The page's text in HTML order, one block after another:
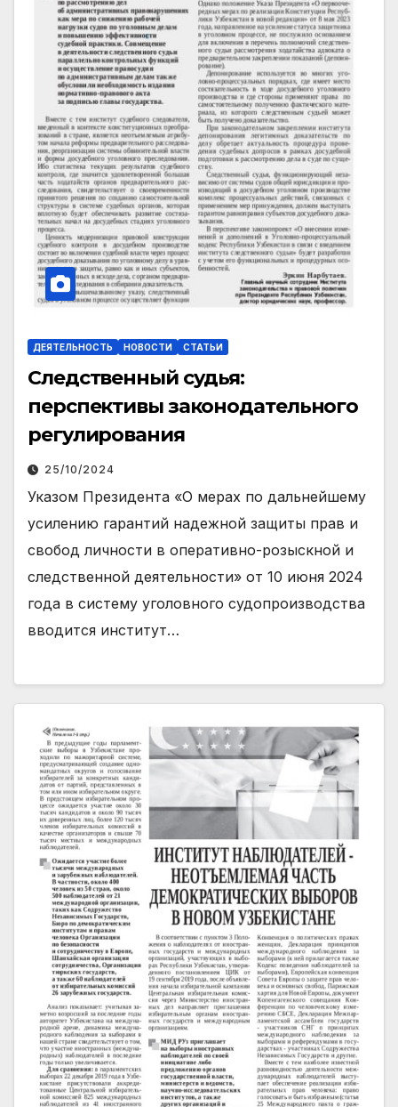
ДЕЯТЕЛЬНОСТЬ НОВОСТИ СТАТЬИ
Следственный судья:
перспективы законодательного
регулирования
25/10/2024
Указом Президента «О мерах по дальнейшему
усилению гарантий надежной защиты прав и
свобод личности в оперативно-розыскной и
следственной деятельности» от 10 июня 2024
года в систему уголовного судопроизводства
вводится институт…